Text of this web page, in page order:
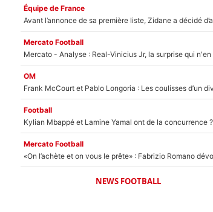
Équipe de France
Mercato Football
OM
Football
Mercato Football
NEWS FOOTBALL